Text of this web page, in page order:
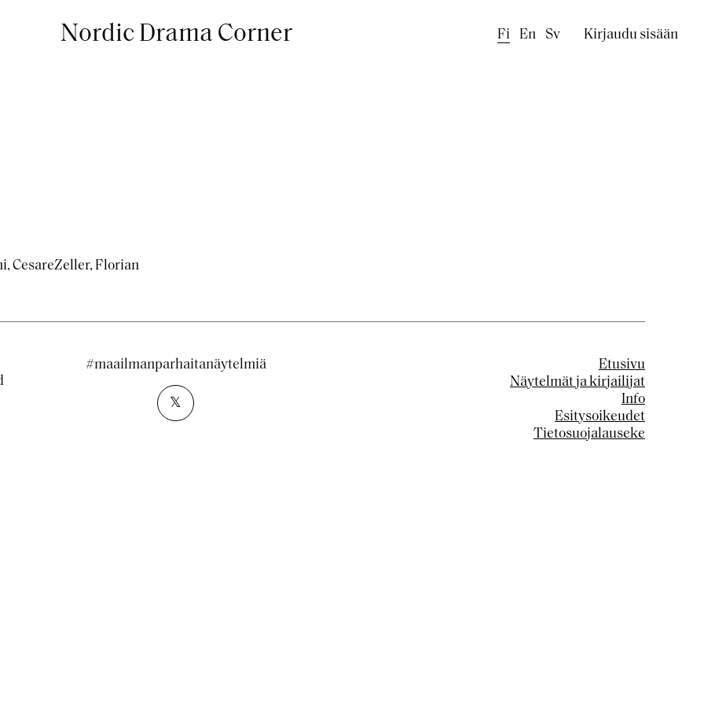
Nordic Drama Corner Fi En Sv Kirjaudu sisään
CesareZeller, Florian
Etusivu
Näytelmät ja kirjailijat
Info
Esitysoikeudet
Tietosuojalauseke
#maailmanparhaitanäytelmiä
𝕏